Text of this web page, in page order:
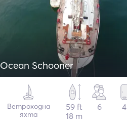
Ocean Schooner
Ветроходна
яхта
59 ft
18 m
6 4